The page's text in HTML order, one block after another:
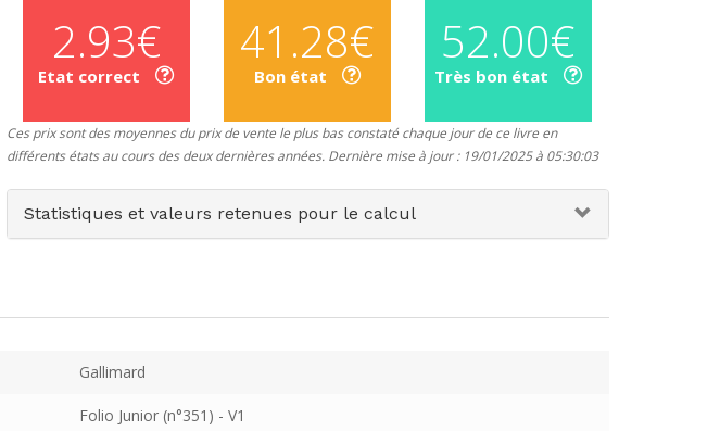
2.93€
Etat correct
41.28€
Bon état
52.00€
Très bon état
Ces prix sont des moyennes du prix de vente le plus bas constaté chaque jour de ce livre en
différents états au cours des deux dernières années. Dernière mise à jour : 19/01/2025 à 05:30:03
Statistiques et valeurs retenues pour le calcul
Gallimard
Folio Junior (n°351) - V1